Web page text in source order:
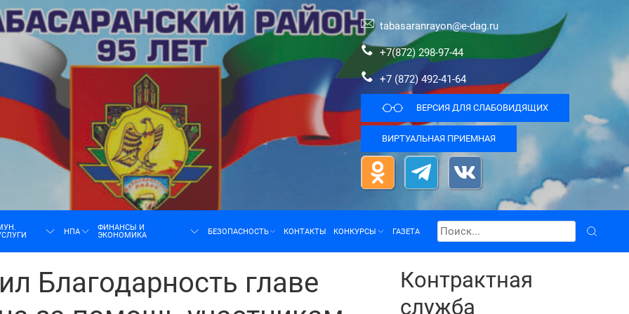
tabasaranrayon@e-dag.ru
+7(872) 298-97-44
+7 (872) 492-41-64
ВЕРСИЯ ДЛЯ СЛАБОВИДЯЩИХ
ВИРТУАЛЬНАЯ ПРИЕМНАЯ
НПА ФИНАНСЫ И
ЭКОНОМИКА БЕЗОПАСНОСТЬ КОНТАКТЫ КОНКУРСЫ ГАЗЕТА
Благодарность главе
Контрактная
служба